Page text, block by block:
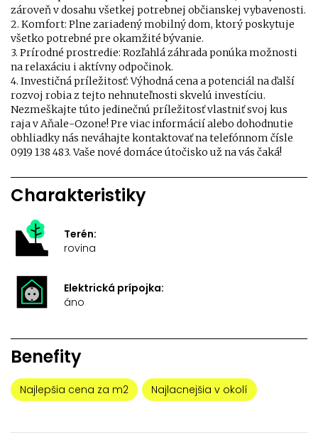
zároveň v dosahu všetkej potrebnej občianskej vybavenosti.
2. Komfort: Plne zariadený mobilný dom, ktorý poskytuje
všetko potrebné pre okamžité bývanie.
3. Prírodné prostredie: Rozľahlá záhrada ponúka možnosti
na relaxáciu i aktívny odpočinok.
4. Investičná príležitosť: Výhodná cena a potenciál na ďalší
rozvoj robia z tejto nehnuteľnosti skvelú investíciu.
Nezmeškajte túto jedinečnú príležitosť vlastniť svoj kus
raja v Aňale-Ozone! Pre viac informácií alebo dohodnutie
obhliadky nás neváhajte kontaktovať na telefónnom čísle
0919 138 483. Vaše nové domáce útočisko už na vás čaká!
Charakteristiky
Terén:
rovina
Elektrická prípojka:
áno
Benefity
Najlepšia cena za m2 Najlacnejšia v okolí